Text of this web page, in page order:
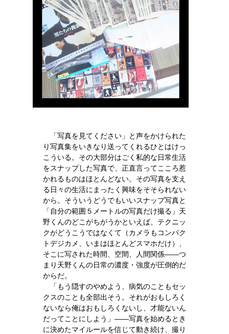
「写真を見てください」と声をかけられた
り写真集をいきなり送ってくれるひとはけっ
こういる。その大部分はごく私的な日常生活
をスナップした写真で、正直言ってこころ惹
かれるものはほとんどない。その写真を支え
る日々の生活にまったく興味をそそられない
から。そういうどうでもいいスナップ写真と
「自分の範囲５メートルの写真だけ撮る」天
野くんのどこがちがうかといえば、テクニッ
クがどうこうではなくて（カメラもコンパク
トデジカメ、いまはほとんどスマホだけ）、
そこに写された時間、空間、人間関係――つ
まり天野くんの日常の濃度・強度が圧倒的だ
からだ。
「もう隠すのやめよう、病気のこともセッ
クスのことも全部出そう。それがおもしろく
ないなら俺はおもしろくないし、才能ないん
だってことにしよう」――写真を始めるとき
に決めたマイルールを信じて動き続け、撮り